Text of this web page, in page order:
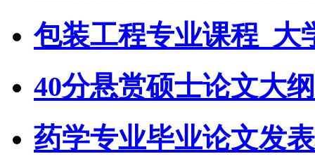
包装工程专业课程_大
40分悬赏硕士论文大
药学专业毕业论文发